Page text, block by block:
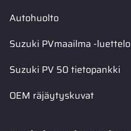
Autohuolto
Suzuki PVmaailma -luettelo
Suzuki PV 50 tietopankki
OEM räjäytyskuvat